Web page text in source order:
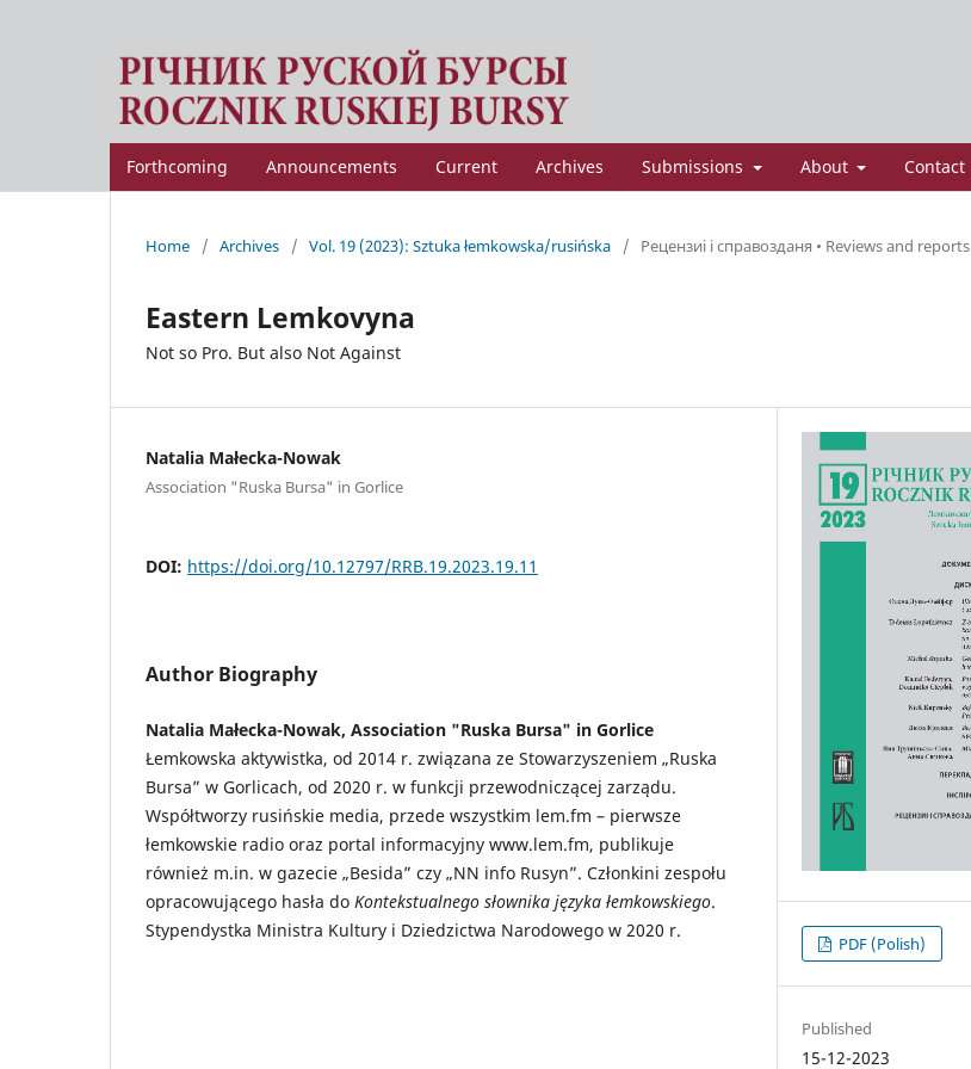
Forthcoming Announcements Current Archives Submissions About Contact
Home / Archives / Vol. 19 (2023): Sztuka łemkowska/rusińska / Рецензиi i справозданя • Reviews and reports
Eastern Lemkovyna
Not so Pro. But also Not Against
Natalia Małecka-Nowak
Association "Ruska Bursa" in Gorlice
DOI: https://doi.org/10.12797/RRB.19.2023.19.11
Author Biography
Natalia Małecka-Nowak, Association "Ruska Bursa" in Gorlice
Łemkowska aktywistka, od 2014 r. związana ze Stowarzyszeniem „Ruska
Bursa” w Gorlicach, od 2020 r. w funkcji przewodniczącej zarządu.
Współtworzy rusińskie media, przede wszystkim lem.fm – pierwsze
łemkowskie radio oraz portal informacyjny www.lem.fm, publikuje
również m.in. w gazecie „Besida” czy „NN info Rusyn”. Członkini zespołu
opracowującego hasła do Kontekstualnego słownika języka łemkowskiego.
Stypendystka Ministra Kultury i Dziedzictwa Narodowego w 2020 r.
PDF (Polish)
Published
15-12-2023